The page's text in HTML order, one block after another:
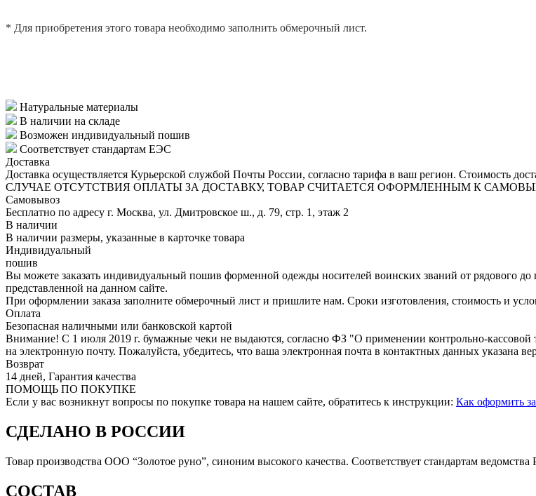
* Для приобретения этого товара необходимо заполнить обмерочный лист.
Натуральные материалы
В наличии на складе
Возможен индивидуальный пошив
Соответствует стандартам ЕЭС
Доставка
Доставка осуществляется Курьерской службой Почты России, согласно тарифа в ваш регион. Стоимость
СЛУЧАЕ ОТСУТСТВИЯ ОПЛАТЫ ЗА ДОСТАВКУ, ТОВАР СЧИТАЕТСЯ ОФОРМЛЕННЫМ К
Самовывоз
Бесплатно по адресу г. Москва, ул. Дмитровское ш., д. 79, стр. 1, этаж 2
В наличии
В наличии размеры, указанные в карточке товара
Индивидуальный
пошив
Вы можете заказать индивидуальный пошив форменной одежды носителей воинских званий от рядового
представленной на данном сайте.
При оформлении заказа заполните обмерочный лист и пришлите нам. Сроки изготовления, стоимость и
Оплата
Безопасная наличными или банковской картой
Внимание! С 1 июля 2019 г. бумажные чеки не выдаются, согласно ФЗ "О применении контрольно-
на электронную почту. Пожалуйста, убедитесь, что ваша электронная почта в контактных данных указана
Возврат
14 дней, Гарантия качества
ПОМОЩЬ ПО ПОКУПКЕ
Если у вас возникнут вопросы по покупке товара на нашем сайте, обратитесь к инструкции: Как оформить
СДЕЛАНО В РОССИИ
Товар производства ООО “Золотое руно”, синоним высокого качества. Соответствует стандартам
СОСТАВ